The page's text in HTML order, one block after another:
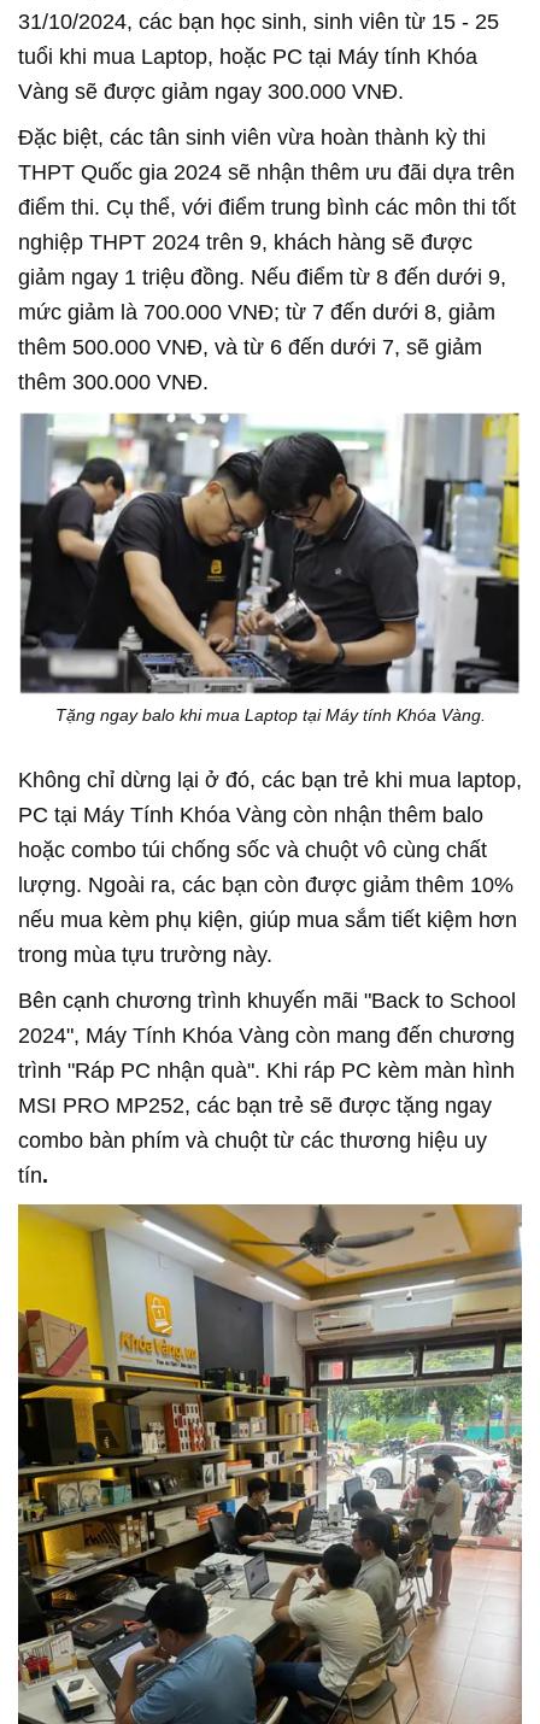
31/10/2024, các bạn học sinh, sinh viên từ 15 - 25
tuổi khi mua Laptop, hoặc PC tại Máy tính Khóa
Vàng sẽ được giảm ngay 300.000 VNĐ.
Đặc biệt, các tân sinh viên vừa hoàn thành kỳ thi
THPT Quốc gia 2024 sẽ nhận thêm ưu đãi dựa trên
điểm thi. Cụ thể, với điểm trung bình các môn thi tốt
nghiệp THPT 2024 trên 9, khách hàng sẽ được
giảm ngay 1 triệu đồng. Nếu điểm từ 8 đến dưới 9,
mức giảm là 700.000 VNĐ; từ 7 đến dưới 8, giảm
thêm 500.000 VNĐ, và từ 6 đến dưới 7, sẽ giảm
thêm 300.000 VNĐ.
Tặng ngay balo khi mua Laptop tại Máy tính Khóa Vàng.
Không chỉ dừng lại ở đó, các bạn trẻ khi mua laptop,
PC tại Máy Tính Khóa Vàng còn nhận thêm balo
hoặc combo túi chống sốc và chuột vô cùng chất
lượng. Ngoài ra, các bạn còn được giảm thêm 10%
nếu mua kèm phụ kiện, giúp mua sắm tiết kiệm hơn
trong mùa tựu trường này.
Bên cạnh chương trình khuyến mãi "Back to School
2024", Máy Tính Khóa Vàng còn mang đến chương
trình "Ráp PC nhận quà". Khi ráp PC kèm màn hình
MSI PRO MP252, các bạn trẻ sẽ được tặng ngay
combo bàn phím và chuột từ các thương hiệu uy
tín.